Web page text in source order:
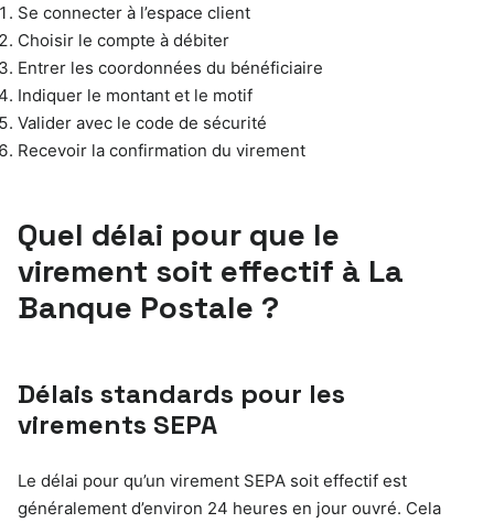
Se connecter à l’espace client
Choisir le compte à débiter
Entrer les coordonnées du bénéficiaire
Indiquer le montant et le motif
Valider avec le code de sécurité
Recevoir la confirmation du virement
Quel délai pour que le
virement soit effectif à La
Banque Postale ?
Délais standards pour les
virements SEPA
Le délai pour qu’un virement SEPA soit effectif est
généralement d’environ 24 heures en jour ouvré. Cela